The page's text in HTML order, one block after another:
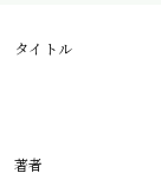
タイトル
著者